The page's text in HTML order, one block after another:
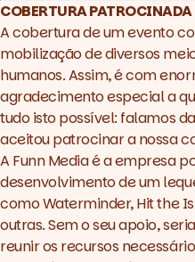
COBERTURA PATROCINADA
A cobertura de um evento
mobilização de diversos
humanos. Assim, é com
agradecimento especial a
tudo isto possível: falamos da
aceitou patrocinar a nossa
A Funn Mediaé a empresa
desenvolvimento de um
comoWaterminder,Hit the
outras. Sem o seu apoio,
reunir os recursos